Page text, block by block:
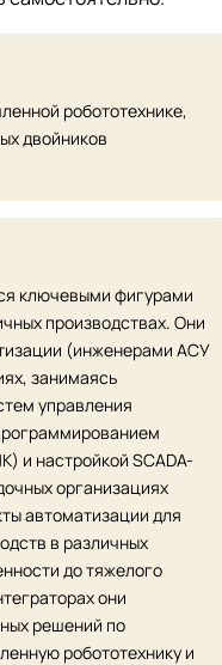
робототехнике,
двойников
ключевыми фигурами
производствах. Они
(инженерами АСУ
занимаясь
управления
и настройкой SCADA-
организациях
автоматизации для
в различных
до тяжелого
они
решений по
робототехнику и